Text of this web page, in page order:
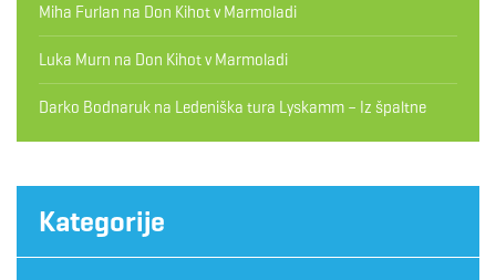
Miha Furlan na Don Kihot v Marmoladi
Luka Murn na Don Kihot v Marmoladi
Darko Bodnaruk na Ledeniška tura Lyskamm – Iz špaltne
Kategorije